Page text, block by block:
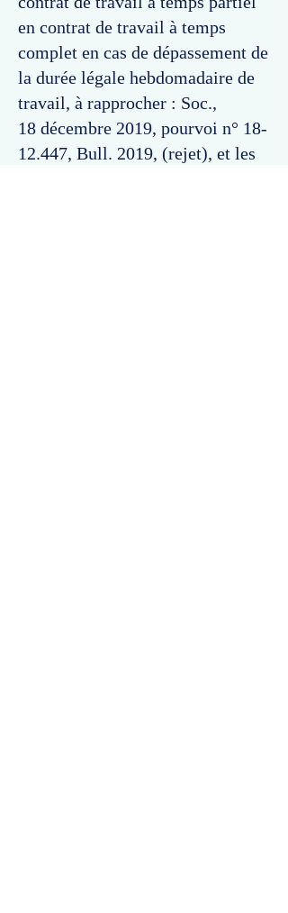
en contrat de travail à temps
complet en cas de dépassement de
la durée légale hebdomadaire de
travail, à rapprocher : Soc.,
18 décembre 2019, pourvoi n° 18-
12.447, Bull. 2019, (rejet), et les